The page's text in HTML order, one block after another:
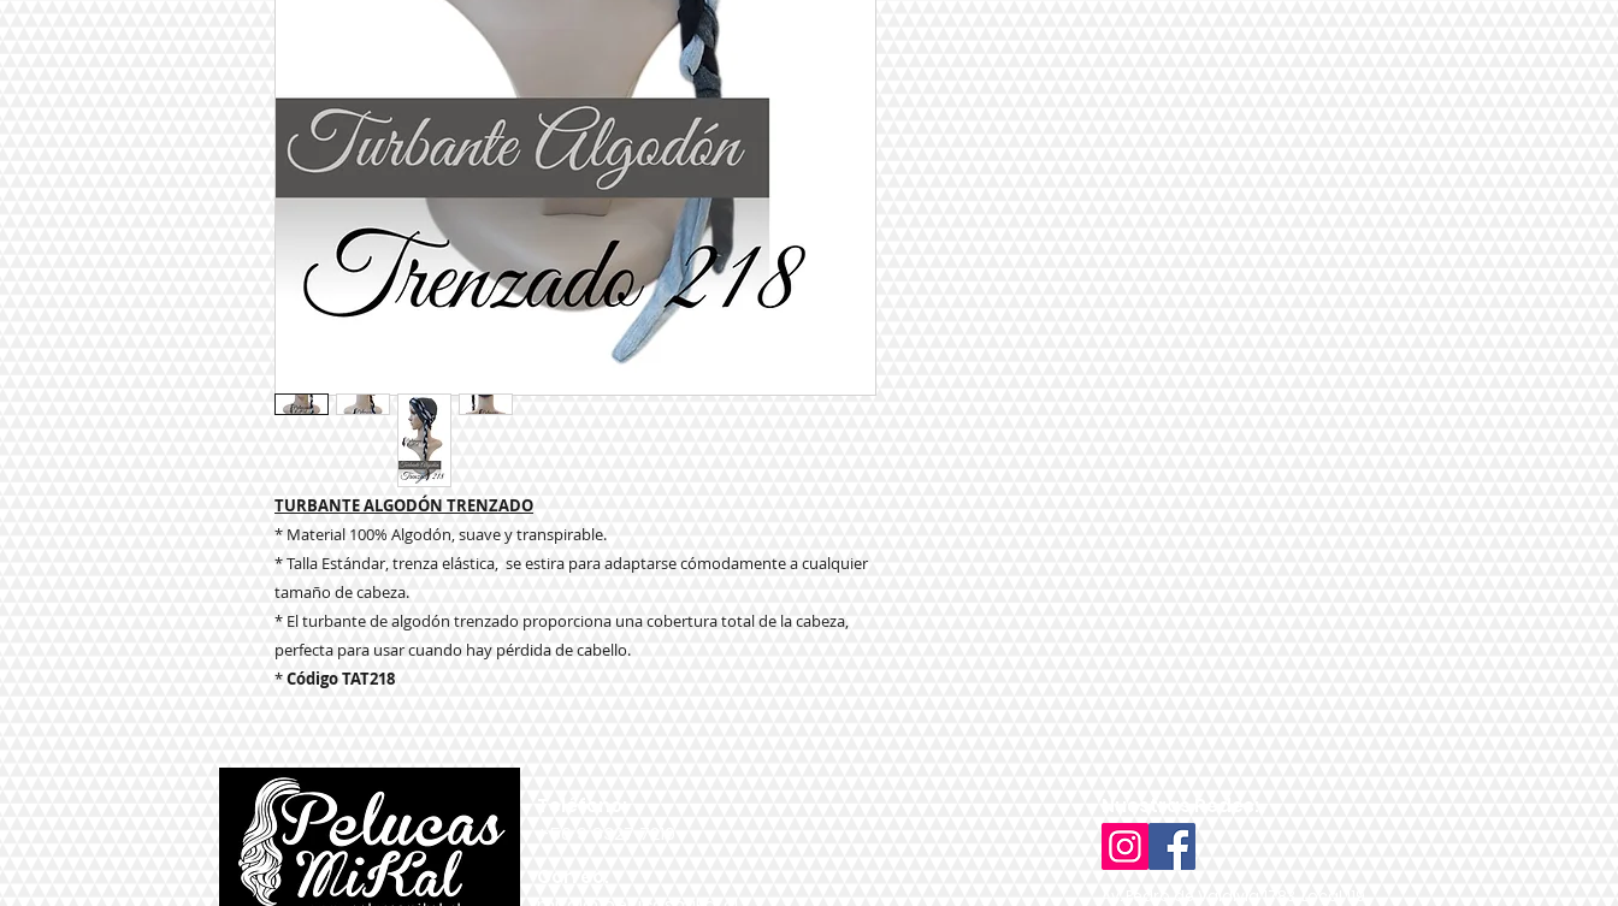
TURBANTE ALGODÓN TRENZADO
* Material 100% Algodón, suave y transpirable.
* Talla Estándar, trenza elástica, se estira para adaptarse cómodamente a cualquier
tamaño de cabeza.
* El turbante de algodón trenzado proporciona una cobertura total de la cabeza,
perfecta para usar cuando hay pérdida de cabello.
*Código TAT218